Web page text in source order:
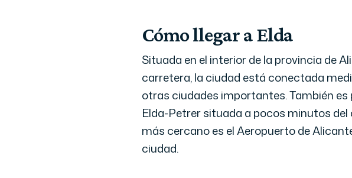
Cómo llegar a Elda
Situada en el interior de la provincia de
carretera, la ciudad está conectada
otras ciudades importantes. También
Elda-Petrer situada a pocos minutos
más cercano es el Aeropuerto de
ciudad.